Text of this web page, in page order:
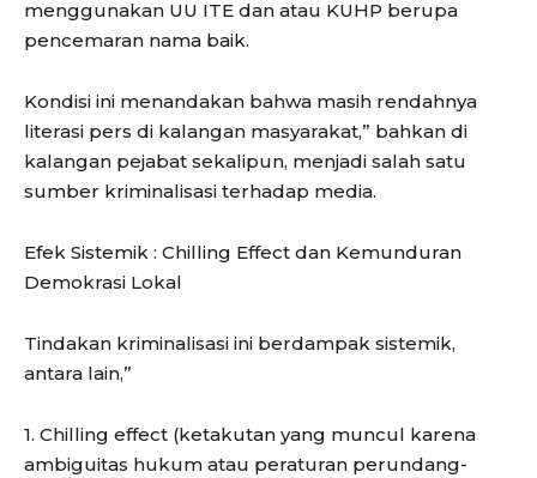
menggunakan UU ITE dan atau KUHP berupa
pencemaran nama baik.
Kondisi ini menandakan bahwa masih rendahnya
literasi pers di kalangan masyarakat,” bahkan di
kalangan pejabat sekalipun, menjadi salah satu
sumber kriminalisasi terhadap media.
Efek Sistemik : Chilling Effect dan Kemunduran
Demokrasi Lokal
Tindakan kriminalisasi ini berdampak sistemik,
antara lain,”
1. Chilling effect (ketakutan yang muncul karena
ambiguitas hukum atau peraturan perundang-